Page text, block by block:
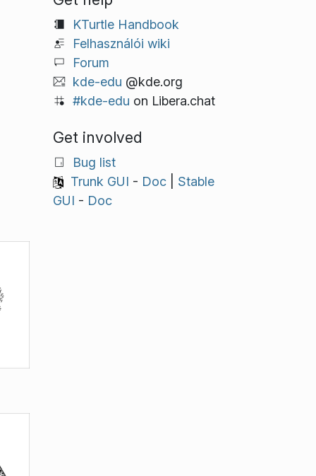
KTurtle Handbook
Felhasználói wiki
Forum
kde-edu @kde.org
#kde-edu on Libera.chat
Get involved
Bug list
Trunk GUI - Doc| Stable
GUI - Doc